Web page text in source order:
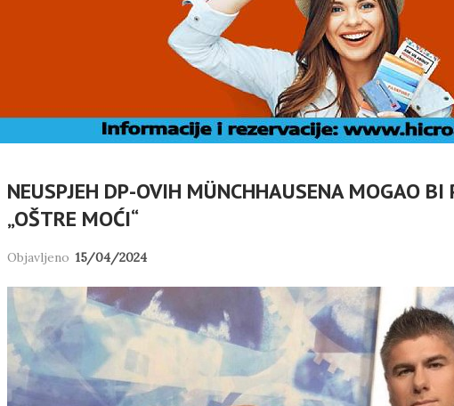
NEUSPJEH DP-OVIH MÜNCHHAUSENA MOGAO
„OŠTRE MOĆI“
Objavljeno 15/04/2024
„NASELJAVANJE
HRVATSKIH OTOKA
MIGRANTIMA″ – OSVRT
PANOPTICUM 05/08/2026
VATROGASCI
MOBILNI TURIZAM
REPUBLIKE HRVATSKE
PANOPTICUM 02/08/2026
SUBOTIČKU KASTU